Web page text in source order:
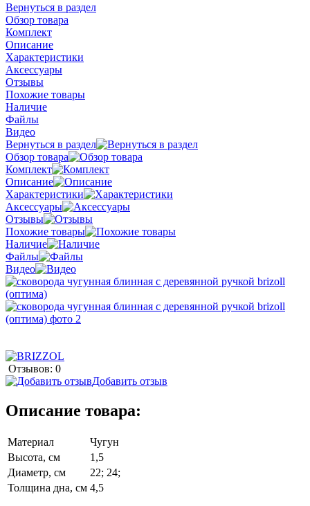
Вернуться в раздел
Обзор товара
Комплект
Описание
Характеристики
Аксессуары
Отзывы
Похожие товары
Наличие
Файлы
Видео
Вернуться в раздел
Обзор товара
Комплект
Описание
Характеристики
Аксессуары
Отзывы
Похожие товары
Наличие
Файлы
Видео
Отзывов: 0
Добавить отзыв
Описание товара:
Материал
Чугун
Высота, см
1,5
Диаметр, см
22; 24;
Толщина дна, см 4,5